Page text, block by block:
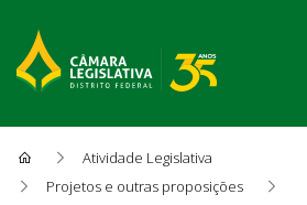
Atividade Legislativa
Projetos e outras proposições